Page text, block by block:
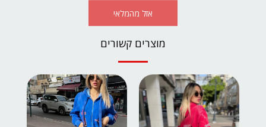
אזל מהמלאי
מוצרים קשורים